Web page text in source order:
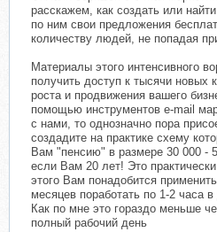
расскажем, как создать или
по ним свои предложения
количеству людей, не попадая
Материалы этого интенсивного
получить доступ к тысячи новых
роста и продвижения вашего
помощью инструментов e-mail
с нами, то однозначно пора
создадите на практике схему
Вам "пенсию" в размере 30 000 -
если Вам 20 лет! Это
этого Вам понадобится
месяцев поработать по 1-2 часа в
Как по мне это гораздо меньше
полный рабочий день